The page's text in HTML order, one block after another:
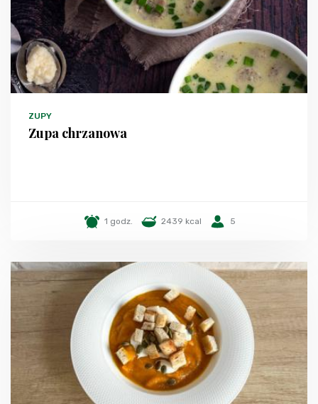
ZUPY
Zupa chrzanowa
1 godz. 2439 kcal 5